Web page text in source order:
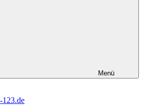
Menü
123.de